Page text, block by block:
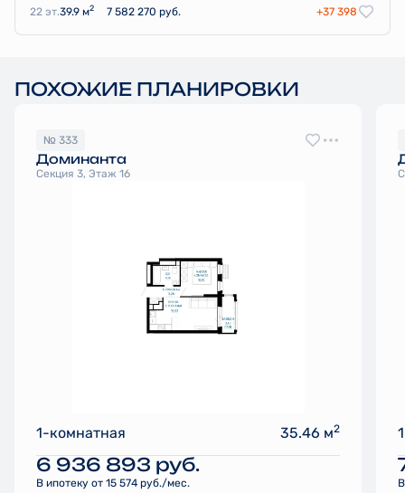
22 эт.39.9 м2 7 582 270 руб. +37 398
ПОХОЖИЕ ПЛАНИРОВКИ
№ 333
Доминанта
Секция 3, Этаж 16
1-комнатная 35.46 м2
6 936 893 руб.
В ипотеку от 15 574 руб./мес.